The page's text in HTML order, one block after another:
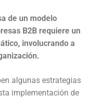
de un modelo
B2B requiere un
involucrando a
algunas estrategias
implementación de